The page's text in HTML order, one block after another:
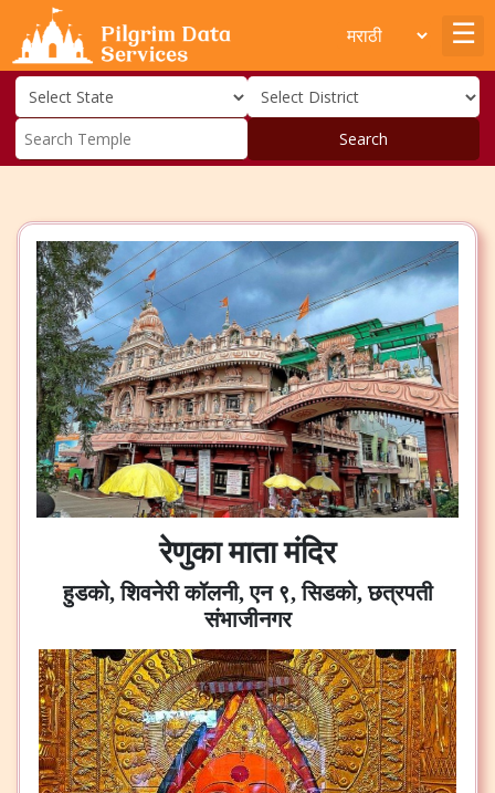
Search
रेणुका माता मंदिर
हुडको, शिवनेरी कॉलनी, एन ९, सिडको, छत्रपती
संभाजीनगर